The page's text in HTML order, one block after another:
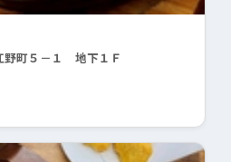
野町５－１ 地下１Ｆ